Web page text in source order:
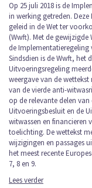
Op 25 juli 2018 is de
in werking getreden.
geleid in de Wet ter
(Wwft). Met de
de
Sindsdien is de Wwft, het
Uitvoeringsregeling
weergave van de
van de vierde anti-
op de relevante delen
Uitvoeringsbesluit en de
witwassen en financieren
toelichting. De wettekst
wijzigingen en passages
het meest recente
7, 8 en 9.
Lees verder